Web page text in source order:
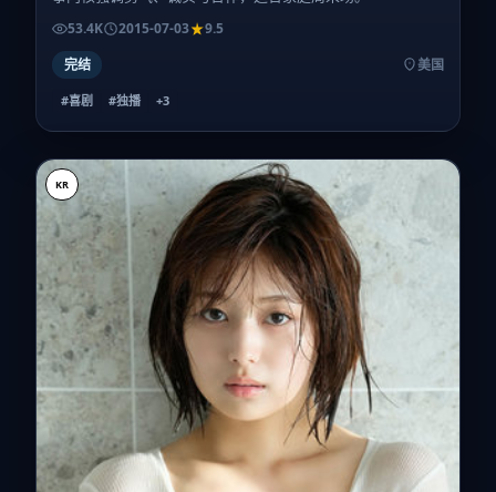
53.4K 2015-07-03
9.5
完结
美国
#喜剧 #独播 +3
KR